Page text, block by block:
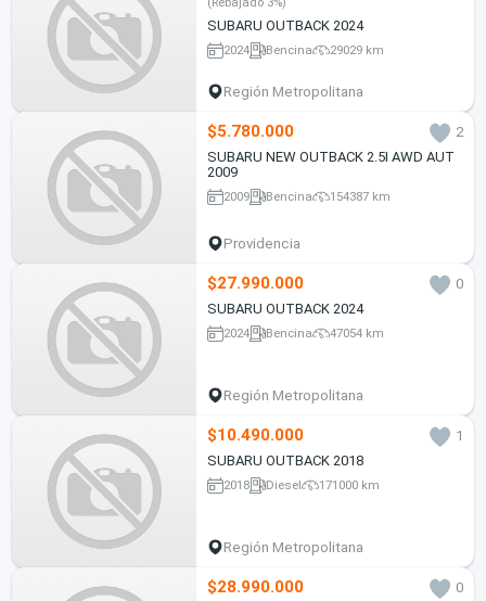
SUBARU OUTBACK 2024
2024 Bencina 29029 km
Región Metropolitana
$5.780.000
2
SUBARU NEW OUTBACK 2.5I AWD AUT
2009
2009 Bencina 154387 km
Providencia
$27.990.000
0
SUBARU OUTBACK 2024
2024 Bencina 47054 km
Región Metropolitana
$10.490.000
1
SUBARU OUTBACK 2018
2018 Diesel 171000 km
Región Metropolitana
$28.990.000
0